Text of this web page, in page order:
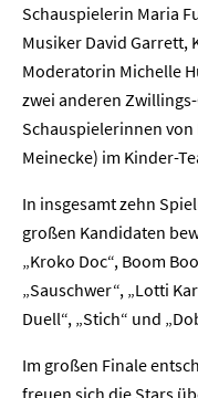
Schauspielerin Maria
Musiker David Garrett,
Moderatorin Michelle
zwei anderen
Schauspielerinnen von
Meinecke) im Kinder-
In insgesamt zehn
großen Kandidaten
„Kroko Doc“, Boom
„Sauschwer“, „Lotti
Duell“, „Stich“ und
Im großen Finale
freuen sich die Stars